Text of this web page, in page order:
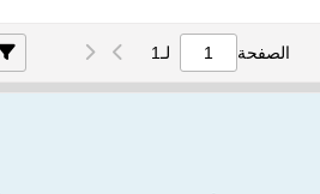
الصفحة لـ1